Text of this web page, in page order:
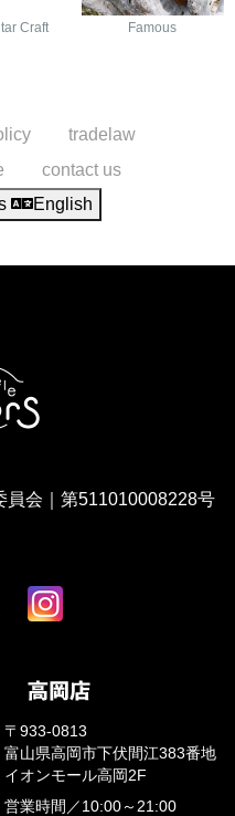
Craft Famous
tradelaw
contact us
English
員会｜第511010008228号
〒933-0813
富山県高岡市下伏間江383番地
イオンモール高岡2F
営業時間／ 10:00～21:00